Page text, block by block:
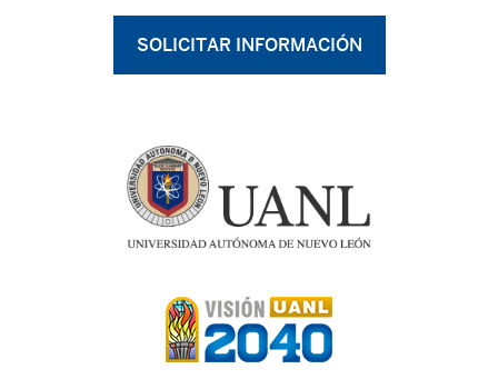
SOLICITAR INFORMACIÓN